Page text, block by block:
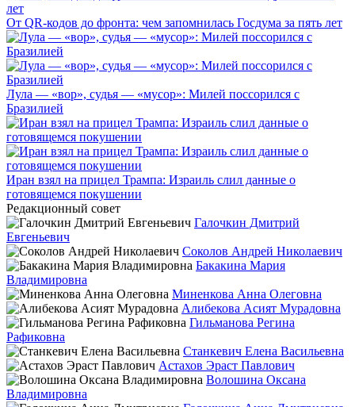
От QR-кодов до фронта: чем запомнилась Госдума за пять лет
Лула — «вор», судья — «мусор»: Милей поссорился с
Бразилией
Иран взял на прицел Трампа: Израиль слил данные о
готовящемся покушении
Редакционный совет
Галочкин Дмитрий
Евгеньевич
Соколов Андрей Николаевич
Бакакина Мария
Владимировна
Миненкова Анна Олеговна
Алибекова Асият Мурадовна
Гильманова Регина
Рафиковна
Станкевич Елена Васильевна
Астахов Эраст Павлович
Волошина Оксана
Владимировна